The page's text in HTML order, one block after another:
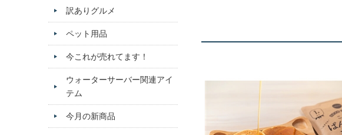
訳ありグルメ
ペット用品
今これが売れてます！
ウォーターサーバー関連アイ
テム
今月の新商品